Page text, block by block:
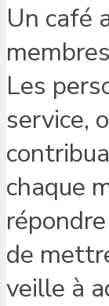
Un café
Les
service,
chaque
de
veille à